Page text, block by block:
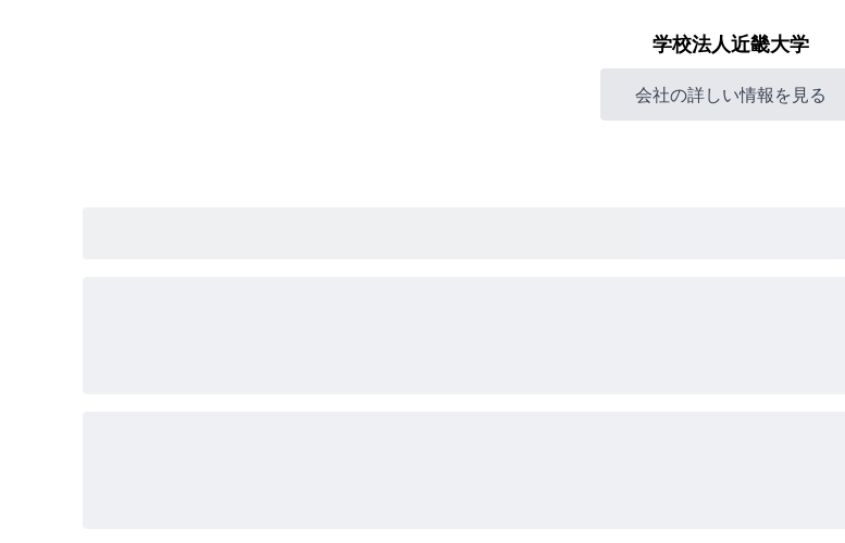
学校法人近畿大学
会社の詳しい情報を見る